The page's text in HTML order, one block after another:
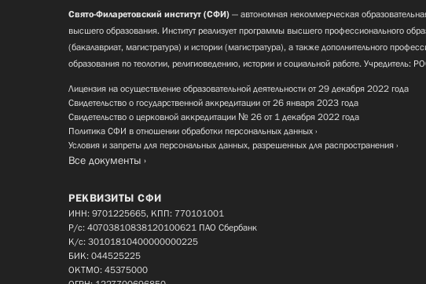
Свято-Филаретовский институт (СФИ) — автономная некоммерческая
высшего образования. Институт реализует программы высшего профессионального
(бакалавриат, магистратура) и истории (магистратура), а также дополнительного
образования по теологии, религиоведению, истории и социальной работе. Учредитель:
Лицензия на осуществление образовательной деятельности от 29 декабря 2022 года
Свидетельство о государственной аккредитации от 26 января 2023 года
Свидетельство о церковной аккредитации № 26 от 1 декабря 2022 года
Политика СФИ в отношении обработки персональных данных
Условия и запреты для персональных данных, разрешенных для распространения
Все документы
РЕКВИЗИТЫ СФИ
ИНН: 9701225665, КПП: 770101001
Р/с: 40703810838120100621 ПАО Сбербанк
К/с: 30101810400000000225
БИК: 044525225
ОКТМО: 45375000